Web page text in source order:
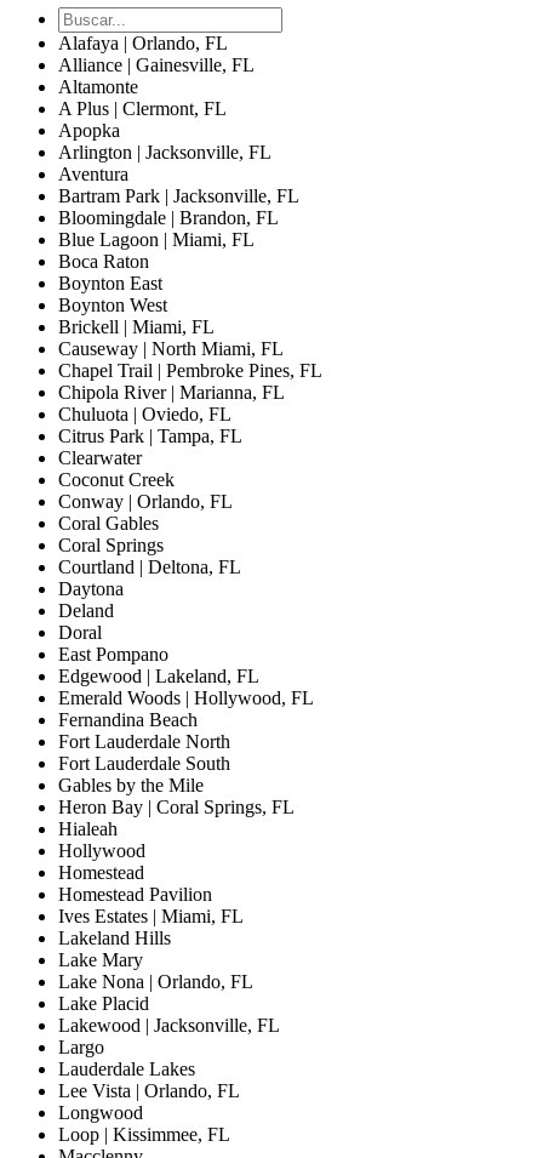
Alafaya | Orlando, FL
Alliance | Gainesville, FL
Altamonte
A Plus | Clermont, FL
Apopka
Arlington | Jacksonville, FL
Aventura
Bartram Park | Jacksonville, FL
Bloomingdale | Brandon, FL
Blue Lagoon | Miami, FL
Boca Raton
Boynton East
Boynton West
Brickell | Miami, FL
Causeway | North Miami, FL
Chapel Trail | Pembroke Pines, FL
Chipola River | Marianna, FL
Chuluota | Oviedo, FL
Citrus Park | Tampa, FL
Clearwater
Coconut Creek
Conway | Orlando, FL
Coral Gables
Coral Springs
Courtland | Deltona, FL
Daytona
Deland
Doral
East Pompano
Edgewood | Lakeland, FL
Emerald Woods | Hollywood, FL
Fernandina Beach
Fort Lauderdale North
Fort Lauderdale South
Gables by the Mile
Heron Bay | Coral Springs, FL
Hialeah
Hollywood
Homestead
Homestead Pavilion
Ives Estates | Miami, FL
Lakeland Hills
Lake Mary
Lake Nona | Orlando, FL
Lake Placid
Lakewood | Jacksonville, FL
Largo
Lauderdale Lakes
Lee Vista | Orlando, FL
Longwood
Loop | Kissimmee, FL